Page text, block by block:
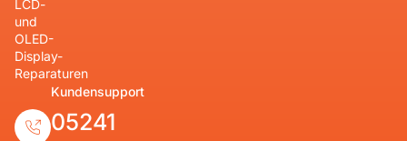
LCD-
und
OLED-
Display-
Reparaturen
Kundensupport
05241